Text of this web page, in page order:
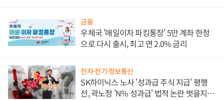
금융
우체국 '매일이자 파킹통장' 5만 계좌 한정
으로 다시 출시, 최고 연 2.0% 금리
전자·전기·정보통신
SK하이닉스 노사 '성과급 주식 지급' 평행
선, 곽노정 'N% 성과급' 법적 논란 벗을지 주